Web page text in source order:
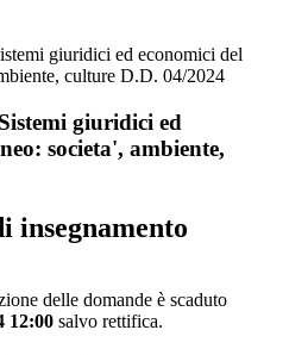
giuridici ed economici del
culture D.D. 04/2024
giuridici ed
societa', ambiente,
insegnamento
delle domande è scaduto
12:00 salvo rettifica.